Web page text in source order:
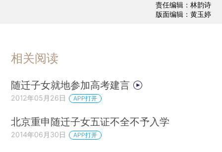
责任编辑：林韵诗
版面编辑：黄玉婷
相关阅读
随迁子女就地参加高考建言
2012年05月26日 APP打开
北京重申随迁子女五证不全不予入学
2014年06月30日 APP打开